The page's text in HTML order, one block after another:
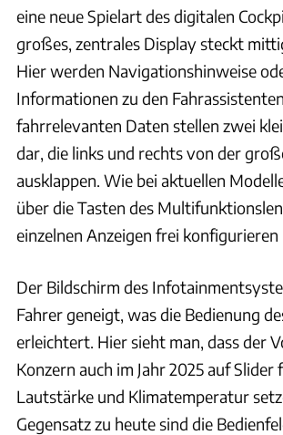
eine neue Spielart des digitalen
großes, zentrales Display steckt
Hier werden Navigationshinweise
Informationen zu den
fahrrelevanten Daten stellen zwei
dar, die links und rechts von der
ausklappen. Wie bei aktuellen
über die Tasten des
einzelnen Anzeigen frei konfigurieren
Der Bildschirm des
Fahrer geneigt, was die Bedienung
erleichtert. Hier sieht man, dass der
Konzern auch im Jahr 2025 auf
Lautstärke und Klimatemperatur
Gegensatz zu heute sind die